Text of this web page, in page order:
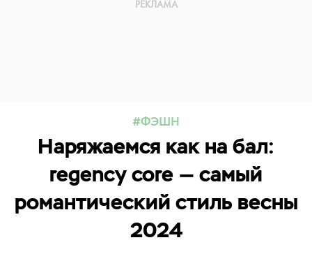
ФЭШН
Наряжаемся как на бал:
regency core — самый
романтический стиль весны
2024